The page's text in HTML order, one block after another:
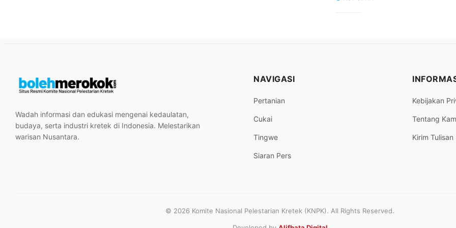
Wadah informasi dan edukasi mengenai kedaulatan,
budaya, serta industri kretek di Indonesia. Melestarikan
warisan Nusantara.
NAVIGASI
Pertanian
Cukai
Tingwe
Siaran Pers
Kebijakan
Tentang
Kirim Tulisan
© 2026 Komite Nasional Pelestarian Kretek (KNPK). All Rights Reserved.